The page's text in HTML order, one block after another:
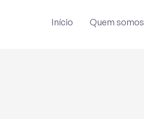
Início Quem somos